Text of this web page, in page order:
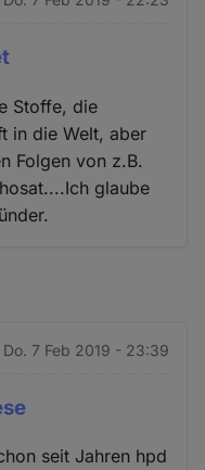
Stoffe, die
in die Welt, aber
Folgen von z.B.
glaube
Do. 7 Feb 2019 - 23:39
seit Jahren hpd